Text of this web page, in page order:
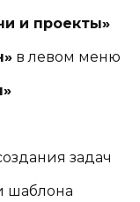
и проекты»
в левом меню
задач
шаблона